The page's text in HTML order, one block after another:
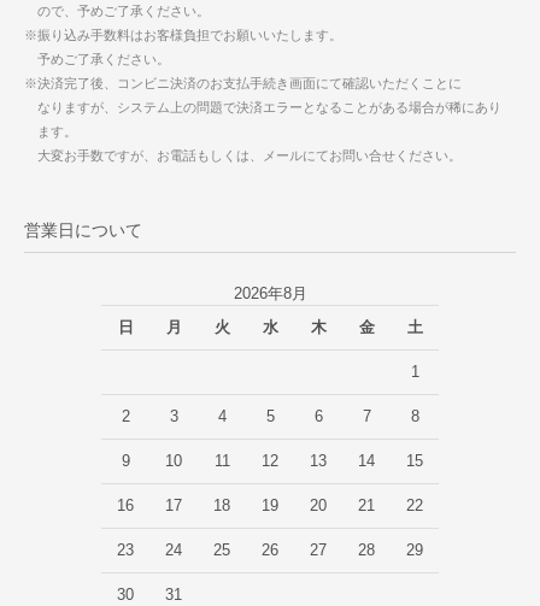
ので、予めご了承ください。
※振り込み手数料はお客様負担でお願いいたします。
予めご了承ください。
※決済完了後、コンビニ決済のお支払手続き画面にて確認いただくことに
なりますが、システム上の問題で決済エラーとなることがある場合が稀にあり
ます。
大変お手数ですが、お電話もしくは、メールにてお問い合せください。
営業日について
2026年8月
日
月 火 水 木 金 土
1
2 3 4 5 6 7 8
9 10 11 12 13 14 15
16 17 18 19 20 21 22
23 24 25 26 27 28 29
30 31